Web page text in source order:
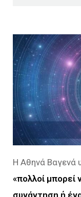
Η Αθηνά Βαγενά
«πολλοί μπορεί